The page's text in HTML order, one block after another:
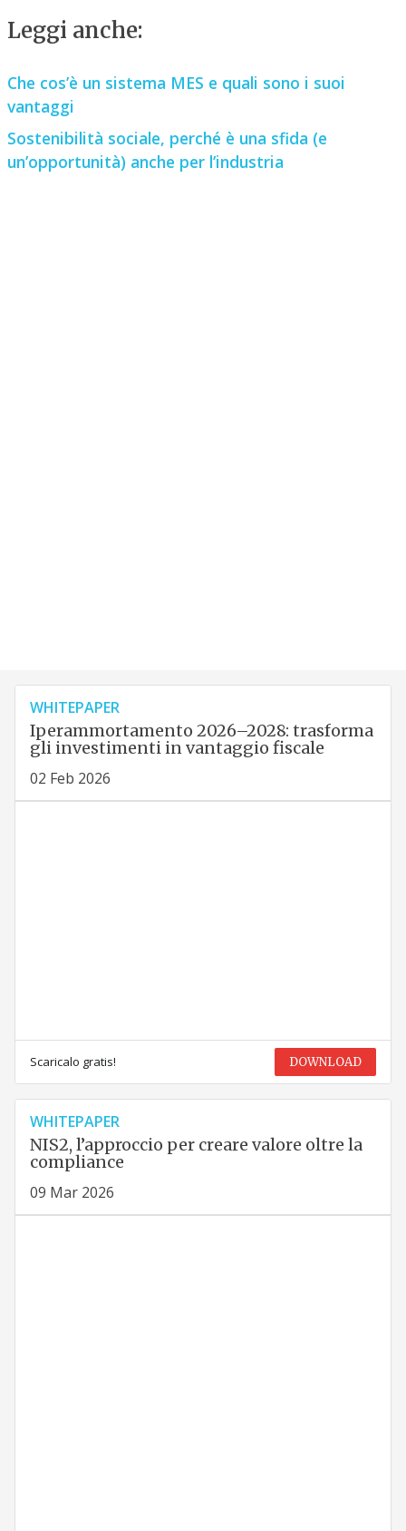
Leggi anche:
Che cos’è un sistema MES e quali sono i suoi
vantaggi
Sostenibilità sociale, perché è una sfida (e
un’opportunità) anche per l’industria
WHITEPAPER
Iperammortamento 2026–2028: trasforma
gli investimenti in vantaggio fiscale
02 Feb 2026
Scaricalo gratis! DOWNLOAD
WHITEPAPER
NIS2, l’approccio per creare valore oltre la
compliance
09 Mar 2026